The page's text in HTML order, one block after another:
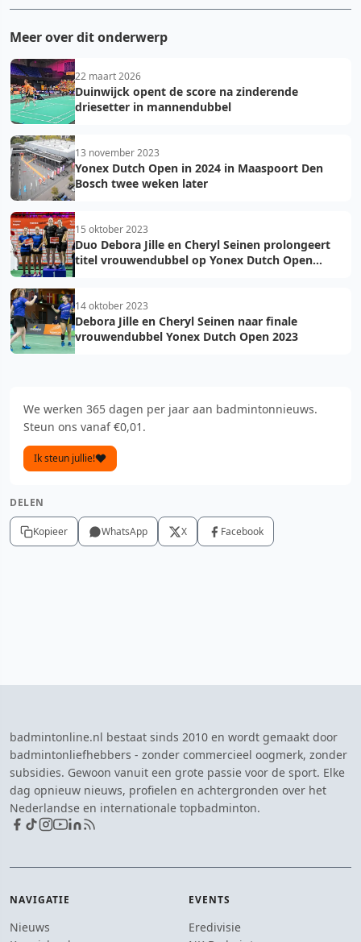
Meer over dit onderwerp
22 maart 2026
Duinwijck opent de score na zinderende
driesetter in mannendubbel
13 november 2023
Yonex Dutch Open in 2024 in Maaspoort Den
Bosch twee weken later
15 oktober 2023
Duo Debora Jille en Cheryl Seinen prolongeert
titel vrouwendubbel op Yonex Dutch Open
14 oktober 2023
Debora Jille en Cheryl Seinen naar finale
vrouwendubbel Yonex Dutch Open 2023
We werken 365 dagen per jaar aan badmintonnieuws.
Steun ons vanaf €0,01.
Ik steun jullie!
DELEN
Kopieer WhatsApp X Facebook
badmintonline.nl bestaat sinds 2010 en wordt gemaakt door
badmintonliefhebbers - zonder commercieel oogmerk, zonder
subsidies. Gewoon vanuit een grote passie voor de sport. Elke
dag opnieuw nieuws, profielen en achtergronden over het
Nederlandse en internationale topbadminton.
NAVIGATIE
Nieuws
EVENTS
Eredivisie